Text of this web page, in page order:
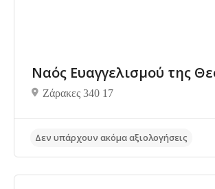
Δεν υπάρχουν ακόμα αξιολογήσεις
Ναός Ευαγγελισμού της
Ζάρακες 340 17